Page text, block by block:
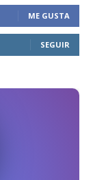
ME GUSTA
SEGUIR